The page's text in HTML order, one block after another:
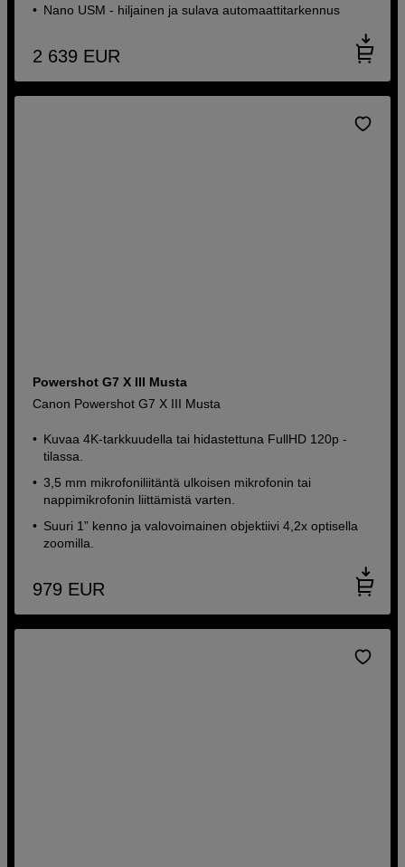
Nano USM - hiljainen ja sulava automaattitarkennus
2 639 EUR
Powershot G7 X III Musta
Canon Powershot G7 X III Musta
Kuvaa 4K-tarkkuudella tai hidastettuna FullHD 120p -
tilassa.
3,5 mm mikrofoniliitäntä ulkoisen mikrofonin tai
nappimikrofonin liittämistä varten.
Suuri 1” kenno ja valovoimainen objektiivi 4,2x optisella
zoomilla.
979 EUR